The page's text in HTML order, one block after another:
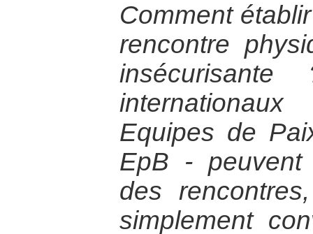
Comment
rencontre
Equipes de
EpB - peuvent
des
simplement